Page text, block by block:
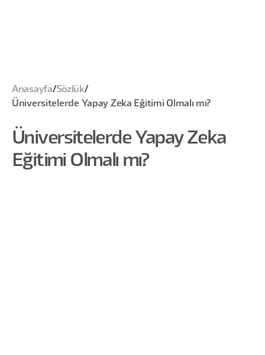
Anasayfa/Sözlük/
Üniversitelerde Yapay Zeka Eğitimi Olmalı mı?
Üniversitelerde Yapay Zeka
Eğitimi Olmalı mı?